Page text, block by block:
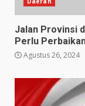
Jalan Provinsi
Perlu
Agustus 26, 2024